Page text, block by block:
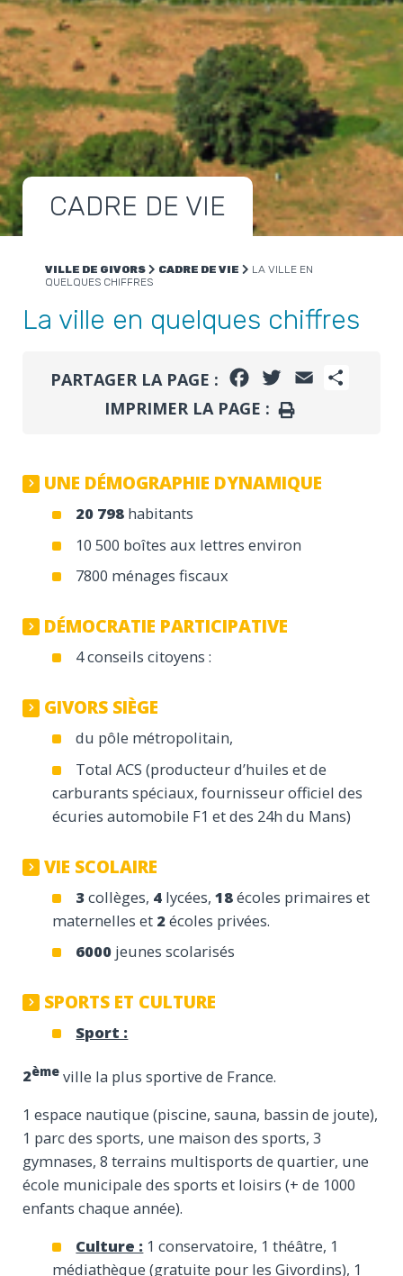
CADRE DE VIE
VILLE DE GIVORS CADRE DE VIE
LA VILLE EN
QUELQUES CHIFFRES
La ville en quelques chiffres
PARTAGER LA PAGE : FACEBOOKTWITTER
EMAIL
IMPRIMER LA PAGE : IMPRIMER
UNE DÉMOGRAPHIE DYNAMIQUE
20 798 habitants
10 500 boîtes aux lettres environ
7800 ménages fiscaux
DÉMOCRATIE PARTICIPATIVE
4 conseils citoyens :
GIVORS SIÈGE
du pôle métropolitain,
Total ACS (producteur d’huiles et de
carburants spéciaux, fournisseur officiel des
écuries automobile F1 et des 24h du Mans)
VIE SCOLAIRE
3collèges, 4 lycées,18écoles primaires et
maternelles et 2écoles privées.
6000 jeunes scolarisés
SPORTS ET CULTURE
Sport :
2ème ville la plus sportive de France.
1 espace nautique (piscine, sauna, bassin de joute),
1 parc des sports, une maison des sports, 3
gymnases, 8 terrains multisports de quartier, une
école municipale des sports et loisirs (+ de 1000
enfants chaque année).
Culture : 1 conservatoire, 1 théâtre, 1
médiathèque (gratuite pour les Givordins), 1